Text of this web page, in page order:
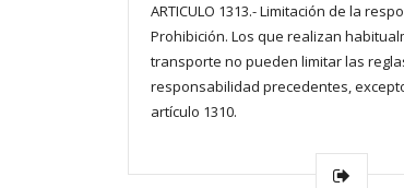
ARTICULO 1313.- Limitación de la
Prohibición. Los que realizan
transporte no pueden limitar las
responsabilidad precedentes,
artículo 1310.